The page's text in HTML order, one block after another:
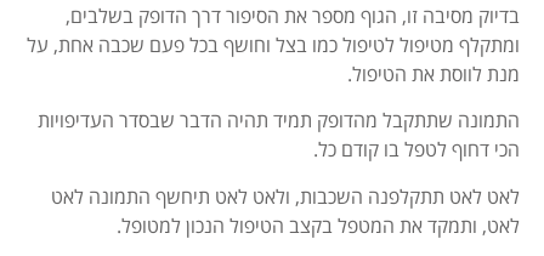
בדיוק מסיבה זו, הגוף מספר את הסיפור דרך הדופק בשלבים,
ומתקלף מטיפול לטיפול כמו בצל וחושף בכל פעם שכבה אחת, על
מנת לווסת את הטיפול.
התמונה שתתקבל מהדופק תמיד תהיה הדבר שבסדר העדיפויות
הכי דחוף לטפל בו קודם כל.
לאט לאט תתקלפנה השכבות, ולאט לאט תיחשף התמונה לאט
לאט, ותמקד את המטפל בקצב הטיפול הנכון למטופל.